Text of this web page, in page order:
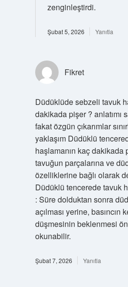
zenginleştirdi.
Şubat 5, 2026 Yanıtla
Fikret
Düdüklüde sebzeli tavuk
dakikada pişer ? anlatımı
fakat özgün çıkarımlar
yaklaşım Düdüklü
haşlamanın kaç dakikada
tavuğun parçalarına ve
özelliklerine bağlı olarak
Düdüklü tencerede tavuk
: Süre dolduktan sonra
açılması yerine, basıncın
düşmesinin beklenmesi
okunabilir.
Şubat 7, 2026 Yanıtla